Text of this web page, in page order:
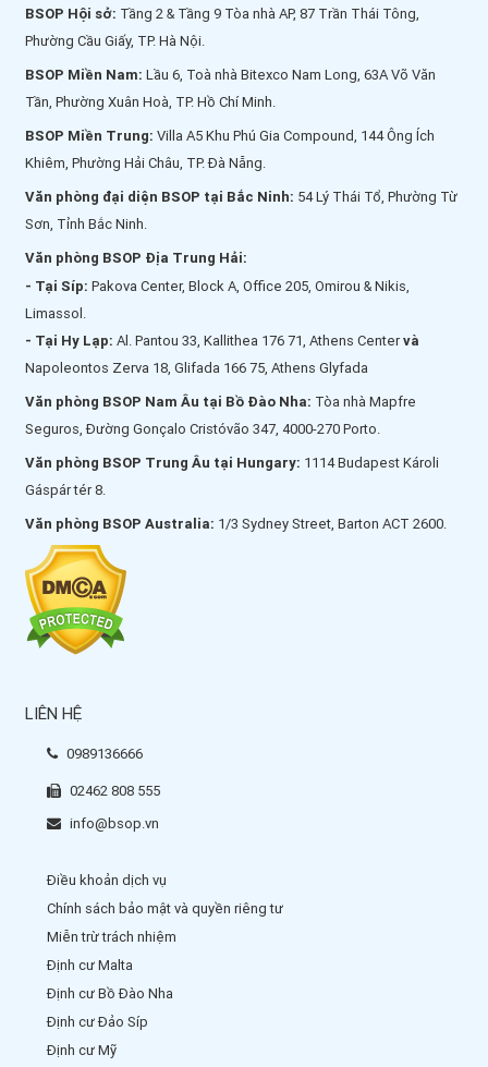
BSOP Hội sở: Tầng 2 & Tầng 9 Tòa nhà AP, 87 Trần Thái Tông,
Phường Cầu Giấy, TP. Hà Nội.
BSOP Miền Nam: Lầu 6, Toà nhà Bitexco Nam Long, 63A Võ Văn
Tần, Phường Xuân Hoà, TP. Hồ Chí Minh.
BSOP Miền Trung: Villa A5 Khu Phú Gia Compound, 144 Ông Ích
Khiêm, Phường Hải Châu, TP. Đà Nẵng.
Văn phòng đại diện BSOP tại Bắc Ninh: 54 Lý Thái Tổ, Phường Từ
Sơn, Tỉnh Bắc Ninh.
Văn phòng BSOP Địa Trung Hải:
- Tại Síp: Pakova Center, Block A, Office 205, Omirou & Nikis,
Limassol.
- Tại Hy Lạp: Al. Pantou 33, Kallithea 176 71, Athens Centervà
Napoleontos Zerva 18, Glifada 166 75, Athens Glyfada
Văn phòng BSOP Nam Âu tại Bồ Đào Nha: Tòa nhà Mapfre
Seguros, Đường Gonçalo Cristóvão 347, 4000-270 Porto.
Văn phòng BSOP Trung Âu tại Hungary: 1114 Budapest Károli
Gáspár tér 8.
Văn phòng BSOP Australia: 1/3 Sydney Street, Barton ACT 2600.
LIÊN HỆ
0989136666
02462 808 555
info@bsop.vn
Điều khoản dịch vụ
Chính sách bảo mật và quyền riêng tư
Miễn trừ trách nhiệm
Định cư Malta
Định cư Bồ Đào Nha
Định cư Đảo Síp
Định cư Mỹ